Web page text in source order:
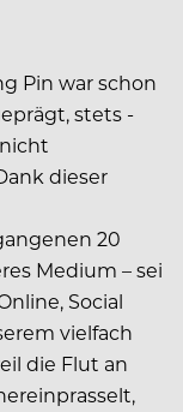
Pin war schon
stets
dieser
20
Medium – sei
Social
vielfach
die Flut an